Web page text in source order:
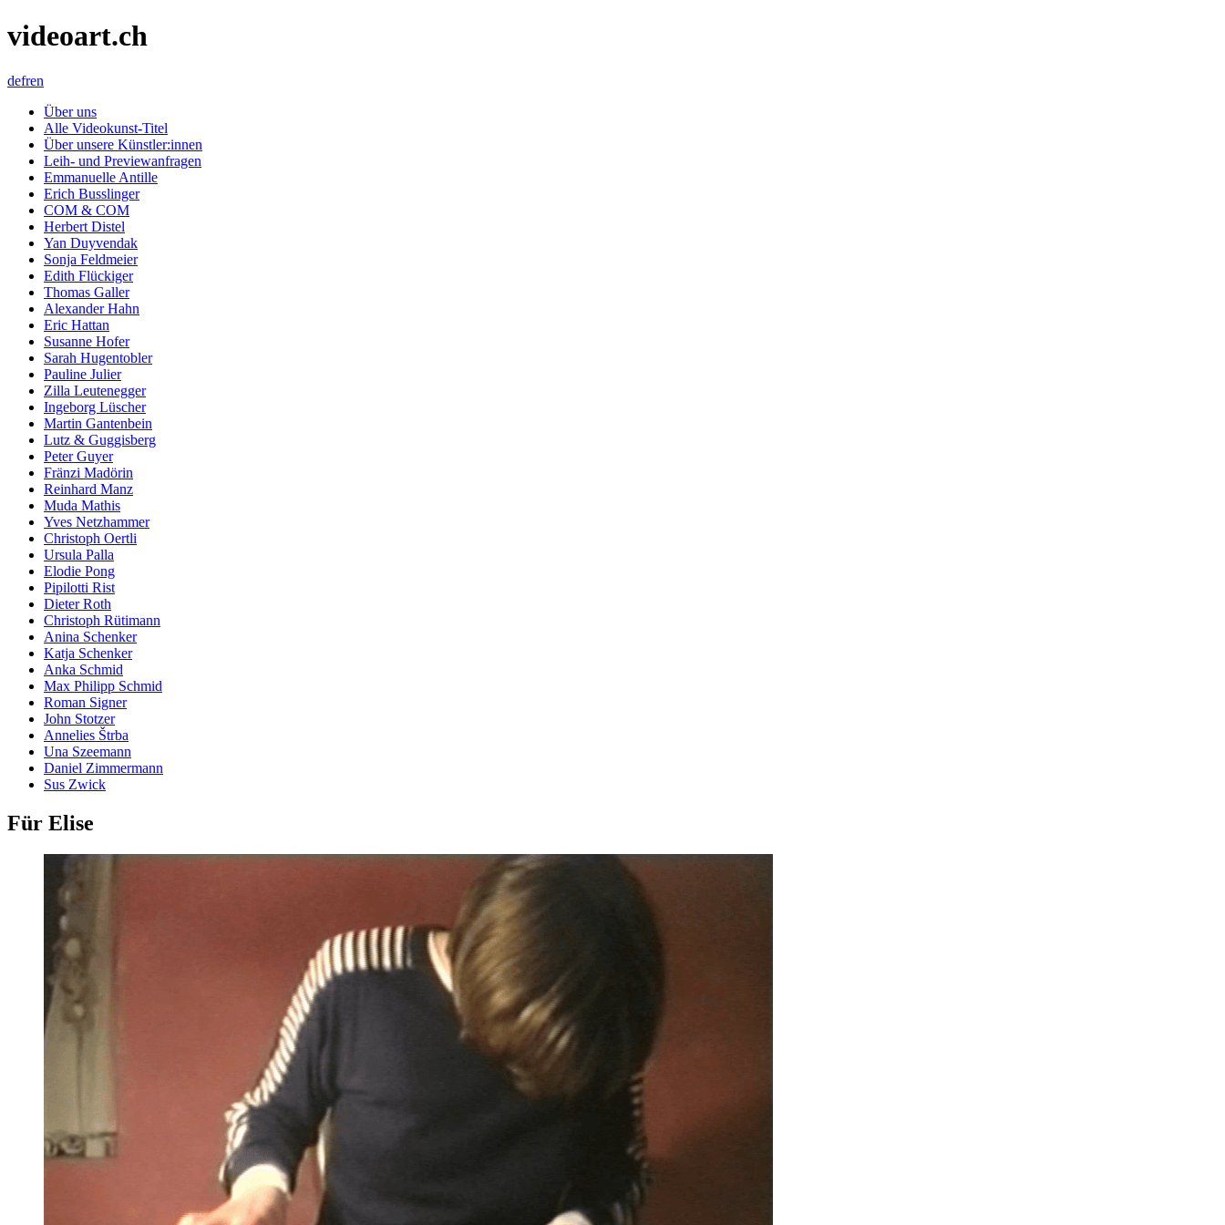
videoart.ch
defren
Über uns
Alle Videokunst-Titel
Über unsere Künstler:innen
Leih- und Previewanfragen
Emmanuelle Antille
Erich Busslinger
COM & COM
Herbert Distel
Yan Duyvendak
Sonja Feldmeier
Edith Flückiger
Thomas Galler
Alexander Hahn
Eric Hattan
Susanne Hofer
Sarah Hugentobler
Pauline Julier
Zilla Leutenegger
Ingeborg Lüscher
Martin Gantenbein
Lutz & Guggisberg
Peter Guyer
Fränzi Madörin
Reinhard Manz
Muda Mathis
Yves Netzhammer
Christoph Oertli
Ursula Palla
Elodie Pong
Pipilotti Rist
Dieter Roth
Christoph Rütimann
Anina Schenker
Katja Schenker
Anka Schmid
Max Philipp Schmid
Roman Signer
John Stotzer
Annelies Štrba
Una Szeemann
Daniel Zimmermann
Sus Zwick
Für Elise